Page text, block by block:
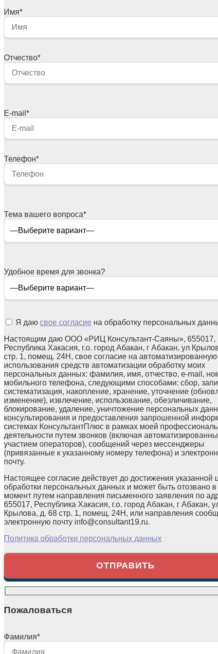
Имя*
Отчество*
E-mail *
Телефон*
Тема вашего вопроса*
Удобное время для звонка?
Я даю свое согласие на обработку персональных
Настоящим даю ООО «РИЦ Консультант-Саяны», 655017,
Республика Хакасия, г.о. город Абакан, г Абакан, ул
стр. 1, помещ. 24Н, свое согласие на автоматизированную
использования средств автоматизации обработку моих
персональных данных: фамилия, имя, отчество, e-mail,
мобильного телефона, следующими способами: сбор,
систематизация, накопление, хранение, уточнение
изменение), извлечение, использование, обезличивание,
блокирование, удаление, уничтожение персональных
консультирования и предоставления запрошенной
системах КонсультантПлюс в рамках моей
деятельности путем звонков (включая
участием операторов), сообщений через мессенджеры
(привязанные к указанному номеру телефона) и
почту.
Настоящее согласие действует до достижения указанной
обработки персональных данных и может быть отозвано
момент путем направления письменного заявления по
655017, Республика Хакасия, г.о. город Абакан, г Абакан,
Крылова, д. 68 стр. 1, помещ. 24Н, или направления
электронную почту info@consultant19.ru.
Политика обработки персональных данных
Пожаловаться
Фамилия*